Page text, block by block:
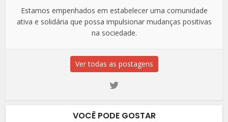
Estamos empenhados em estabelecer uma comunidade
ativa e solidária que possa impulsionar mudanças positivas
na sociedade.
Ver todas as postagens
VOCÊ PODE GOSTAR